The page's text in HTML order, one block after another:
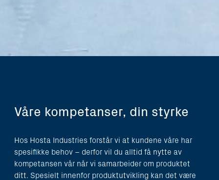
Våre kompetanser, din styrke
Hos Hosta Industries forstår vi at kundene våre har
spesifikke behov – derfor vil du alltid få nytte av
kompetansen vår når vi samarbeider om produktet
ditt. Spesielt innenfor produktutvikling kan det være